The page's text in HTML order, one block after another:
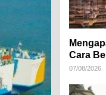
Cara
07/08/2026